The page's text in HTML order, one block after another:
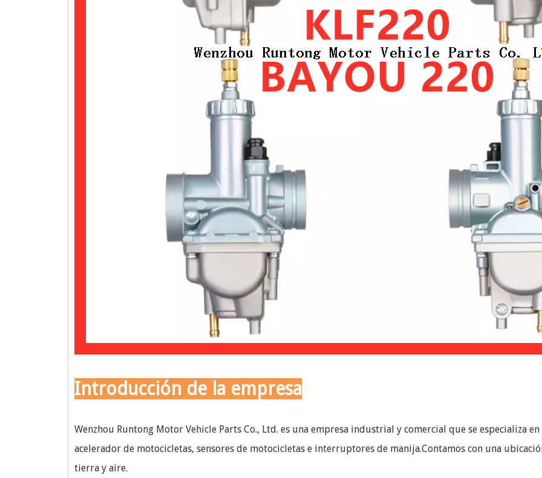
Introducción de la empresa
Wenzhou Runtong Motor Vehicle Parts Co., Ltd. es una empresa industrial y comercial que se especializa
acelerador de motocicletas, sensores de motocicletas e interruptores de manija.Contamos con una
tierra y aire.